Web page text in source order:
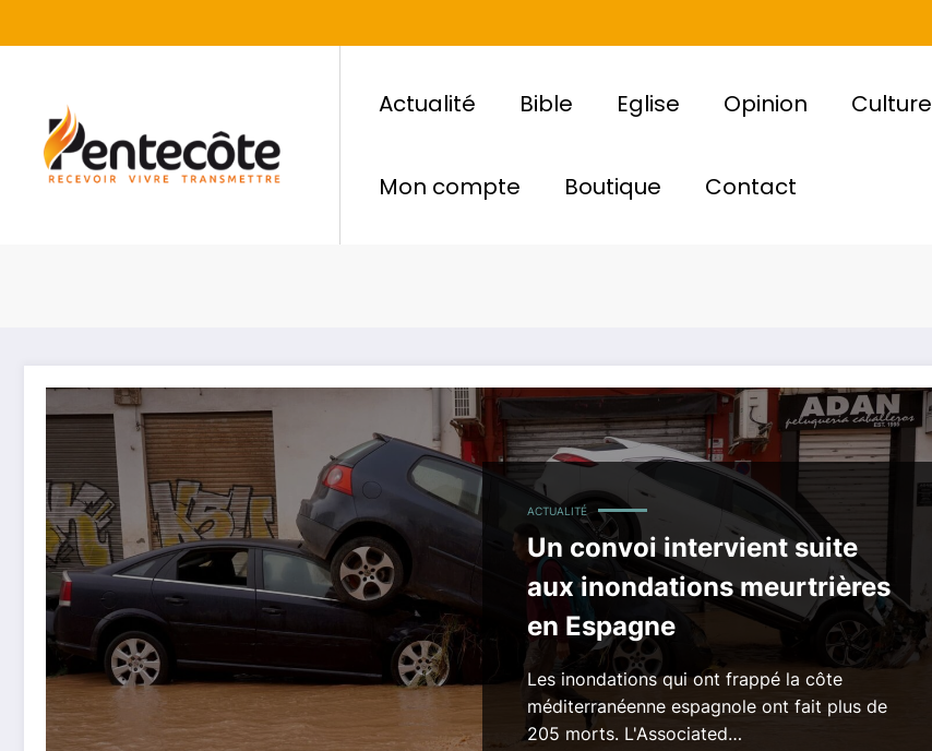
Actualité Bible Eglise Opinion Culture
Mon compte Boutique Contact
ACTUALITÉ
Un convoi intervient suite
aux inondations meurtrières
en Espagne
Les inondations qui ont frappé la côte
méditerranéenne espagnole ont fait plus de
205 morts. L'Associated…